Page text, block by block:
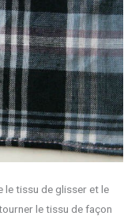
le tissu de glisser et le
le tissu de façon